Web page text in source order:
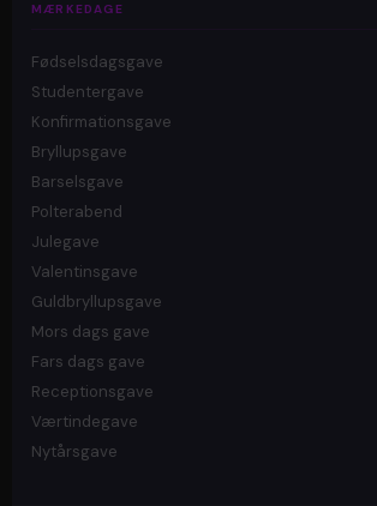
MÆRKEDAGE
Fødselsdagsgave
Studentergave
Konfirmationsgave
Bryllupsgave
Barselsgave
Polterabend
Julegave
Valentinsgave
Guldbryllupsgave
Mors dags gave
Fars dags gave
Receptionsgave
Værtindegave
Nytårsgave